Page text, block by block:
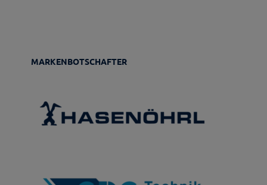
MARKENBOTSCHAFTER